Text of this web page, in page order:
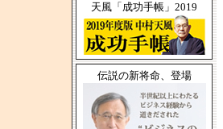
天風「成功手帳」2019
伝説の新将命、登場